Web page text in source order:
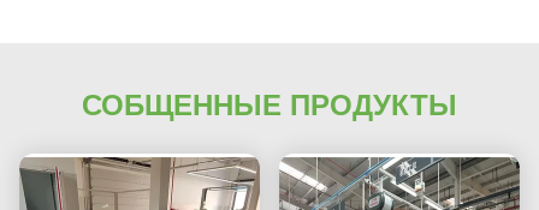
СОБЩЕННЫЕ ПРОДУКТЫ